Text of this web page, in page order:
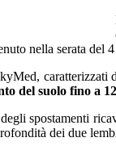
nella serata del
del suolo fino a
spostamenti
dei due